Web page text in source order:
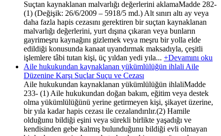
Suçtan kaynaklanan malvarlığı değerlerini aklamaMadde 282-
(1) (Değişik: 26/6/2009 – 5918/5 md.) Alt sınırı altı ay veya
daha fazla hapis cezasını gerektiren bir suçtan kaynaklanan
malvarlığı değerlerini, yurt dışına çıkaran veya bunların
gayrimeşru kaynağını gizlemek veya meşru bir yolla elde
edildiği konusunda kanaat uyandırmak maksadıyla, çeşitli
işlemlere tâbi tutan kişi, üç yıldan yedi yıla... +Devamını oku
Aile hukukundan kaynaklanan yükümlülüğün ihlali Aile
Düzenine Karşı Suçlar Suçu ve Cezası
Aile hukukundan kaynaklanan yükümlülüğün ihlaliMadde
233- (1) Aile hukukundan doğan bakım, eğitim veya destek
olma yükümlülüğünü yerine getirmeyen kişi, şikayet üzerine,
bir yıla kadar hapis cezası ile cezalandırılır.(2) Hamile
olduğunu bildiği eşini veya sürekli birlikte yaşadığı ve
kendisinden gebe kalmış bulunduğunu bildiği evli olmayan